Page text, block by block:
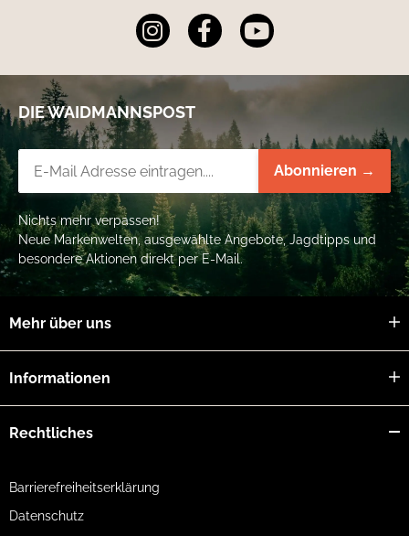
DIE WAIDMANNSPOST
Abonnieren →
Nichts mehr verpassen!
Neue Markenwelten, ausgewählte Angebote, Jagdtipps und
besondere Aktionen direkt per E-Mail.
Mehr über uns
Informationen
Rechtliches
Barrierefreiheitserklärung
Datenschutz